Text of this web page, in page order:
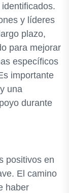
y líderes
plazo,
para mejorar
específicos
importante
una
durante
positivos en
El camino
haber